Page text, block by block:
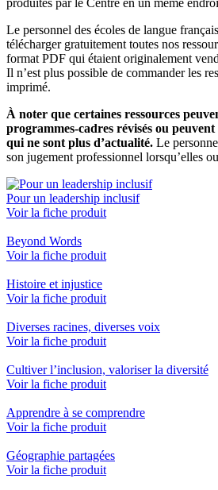
Le personnel des écoles de langue
télécharger gratuitement toutes nos
format PDF qui étaient originalement
Il n’est plus possible de commander les
imprimé.
À noter que certaines ressources
programmes-cadres révisés ou
qui ne sont plus d’actualité. Le
son jugement professionnel lorsqu’elles
Pour un leadership inclusif
Voir la fiche produit
Beyond Words
Voir la fiche produit
Histoire et injustice
Voir la fiche produit
Diverses racines, diverses voix
Voir la fiche produit
Cultiver l’inclusion, valoriser la diversité
Voir la fiche produit
Apprendre à se comprendre
Voir la fiche produit
Géographie partagées
Voir la fiche produit